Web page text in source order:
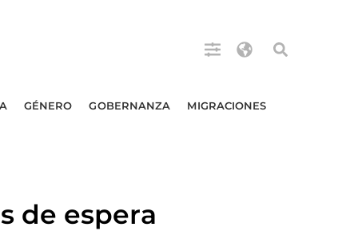
GÉNERO GOBERNANZA MIGRACIONES
de espera